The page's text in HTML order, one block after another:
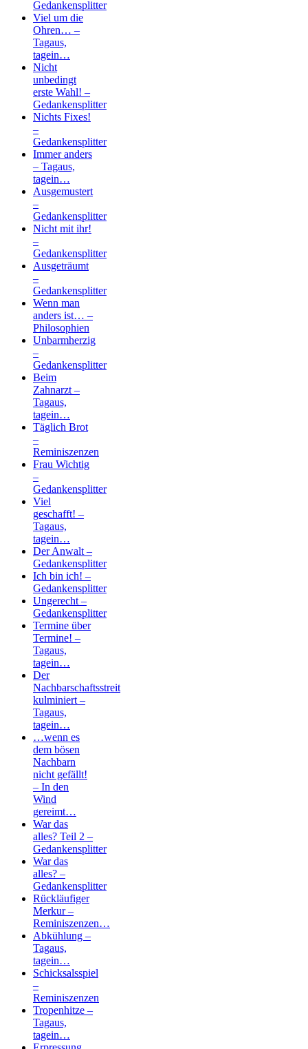
Gedankensplitter
Viel um die
Ohren… –
Tagaus,
tagein…
Nicht
unbedingt
erste Wahl! –
Gedankensplitter
Nichts Fixes!
–
Gedankensplitter
Immer anders
– Tagaus,
tagein…
Ausgemustert
–
Gedankensplitter
Nicht mit ihr!
–
Gedankensplitter
Ausgeträumt
–
Gedankensplitter
Wenn man
anders ist… –
Philosophien
Unbarmherzig
–
Gedankensplitter
Beim
Zahnarzt –
Tagaus,
tagein…
Täglich Brot
–
Reminiszenzen
Frau Wichtig
–
Gedankensplitter
Viel
geschafft! –
Tagaus,
tagein…
Der Anwalt –
Gedankensplitter
Ich bin ich! –
Gedankensplitter
Ungerecht –
Gedankensplitter
Termine über
Termine! –
Tagaus,
tagein…
Der
Nachbarschaftsstreit
kulminiert –
Tagaus,
tagein…
…wenn es
dem bösen
Nachbarn
nicht gefällt!
– In den
Wind
gereimt…
War das
alles? Teil 2 –
Gedankensplitter
War das
alles? –
Gedankensplitter
Rückläufiger
Merkur –
Reminiszenzen…
Abkühlung –
Tagaus,
tagein…
Schicksalsspiel
–
Reminiszenzen
Tropenhitze –
Tagaus,
tagein…